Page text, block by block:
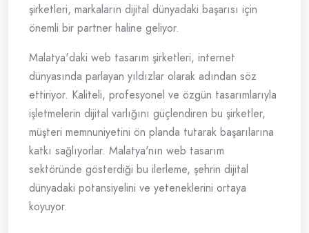
şirketleri, markaların dijital dünyadaki başarısı için
önemli bir partner haline geliyor.
Malatya'daki web tasarım şirketleri, internet
dünyasında parlayan yıldızlar olarak adından söz
ettiriyor. Kaliteli, profesyonel ve özgün tasarımlarıyla
işletmelerin dijital varlığını güçlendiren bu şirketler,
müşteri memnuniyetini ön planda tutarak başarılarına
katkı sağlıyorlar. Malatya'nın web tasarım
sektöründe gösterdiği bu ilerleme, şehrin dijital
dünyadaki potansiyelini ve yeteneklerini ortaya
koyuyor.